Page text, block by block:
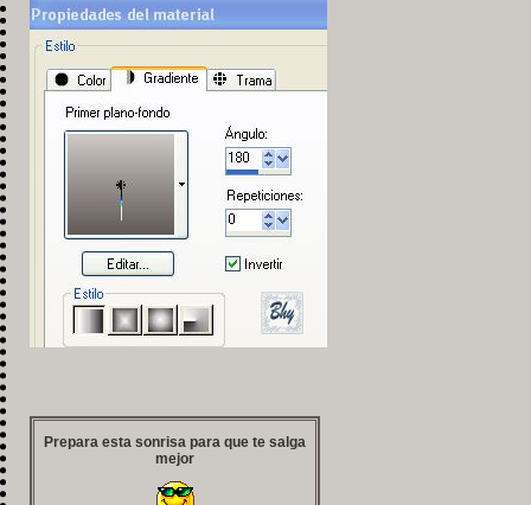
Prepara esta sonrisa para que te salga
mejor